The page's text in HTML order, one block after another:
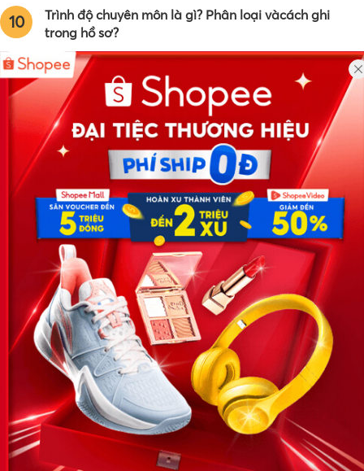
10
Trình độ chuyên môn là gì? Phân loại vàcách ghi
trong hồ sơ?
Công ty TNHH Eyeplus Online
Địa chỉ: Số 81, ngõ 68, đường Cầu Giấy, Tổ 05, Phường Quan
Hoa, Quận Cầu Giấy, TP Hà Nội, Việt Nam
SĐT: 0981 448 766
Email:
hotro@timviec.com.vn
VỀ CHÚNG TÔI
News.timviec.com.vn là website cung cấp thông tin liên quan đến
nhân sự, nghề nghiệp do Timviec.com.vn vận hành nhằm giúp
doanh nghiệp, nhân sự tuyển dụng, người đi làm, người tìm việc
cập nhật thông tin và đáp ứng được mong muốn của mình.
KẾT NỐI
Giấy phép hoạt động dịch vụ
việc làm số 54/2019/SLĐTBXH-
GP do Sở lao động thương
binh và xã hội cấp ngày 30